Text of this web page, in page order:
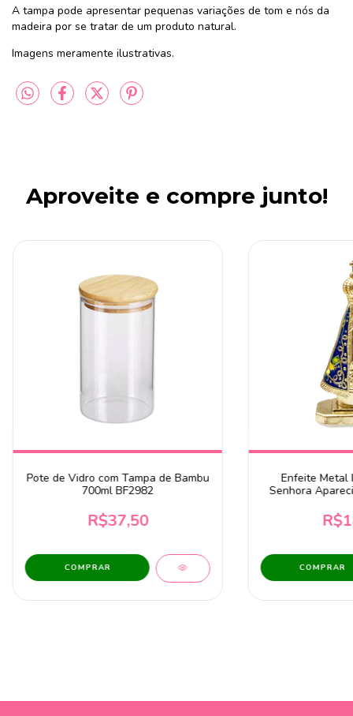
A tampa pode apresentar pequenas variações de tom e nós da
madeira por se tratar de um produto natural.
Imagens meramente ilustrativas.
Aproveite e compre junto!
Pote de Vidro com Tampa de Bambu
700ml BF2982
R$37,50
Enfeite Metal
Senhora